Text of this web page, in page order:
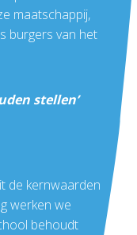
maatschappij,
burgers van het
stellen’
de kernwaarden
werken we
behoudt